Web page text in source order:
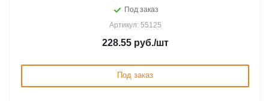
Под заказ
Артикул: 55125
228.55руб./шт
Под заказ